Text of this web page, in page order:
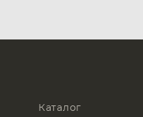
Каталог